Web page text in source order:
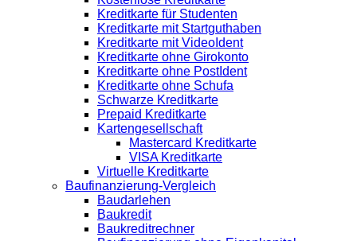
Kreditkarte für Studenten
Kreditkarte mit Startguthaben
Kreditkarte mit VideoIdent
Kreditkarte ohne Girokonto
Kreditkarte ohne PostIdent
Kreditkarte ohne Schufa
Schwarze Kreditkarte
Prepaid Kreditkarte
Kartengesellschaft
Mastercard Kreditkarte
VISA Kreditkarte
Virtuelle Kreditkarte
Baufinanzierung-Vergleich
Baudarlehen
Baukredit
Baukreditrechner